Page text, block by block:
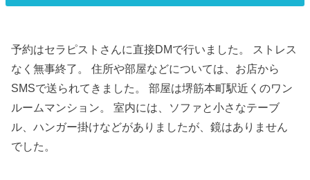
予約はセラピストさんに直接DMで行いました。 ストレス
なく無事終了。 住所や部屋などについては、お店から
SMSで送られてきました。 部屋は堺筋本町駅近くのワン
ルームマンション。 室内には、ソファと小さなテーブ
ル、ハンガー掛けなどがありましたが、鏡はありません
でした。